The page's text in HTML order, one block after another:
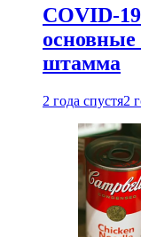
COVID-
штамма
2 года спустя2